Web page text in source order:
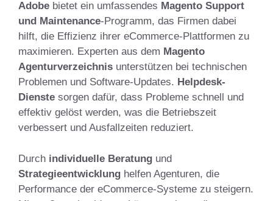
Adobe bietet ein umfassendes Magento Support
und Maintenance-Programm, das Firmen dabei
hilft, die Effizienz ihrer eCommerce-Plattformen zu
maximieren. Experten aus dem Magento
Agenturverzeichnis unterstützen bei technischen
Problemen und Software-Updates. Helpdesk-
Dienste sorgen dafür, dass Probleme schnell und
effektiv gelöst werden, was die Betriebszeit
verbessert und Ausfallzeiten reduziert.
Durch individuelle Beratung und
Strategieentwicklung helfen Agenturen, die
Performance der eCommerce-Systeme zu steigern.